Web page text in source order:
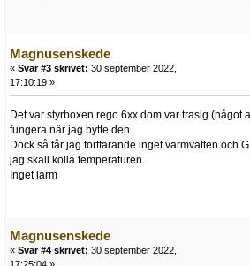
Magnusenskede
« Svar #3 skrivet: 30 september 2022,
17:10:19 »
Det var styrboxen rego 6xx dom var trasig (något
fungera när jag bytte den.
Dock så får jag fortfarande inget varmvatten och
jag skall kolla temperaturen.
Inget larm
Magnusenskede
« Svar #4 skrivet: 30 september 2022,